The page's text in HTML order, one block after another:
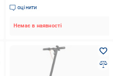
оцінити
Немає в наявності